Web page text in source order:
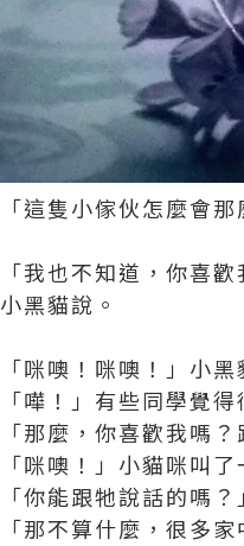
「這隻小傢伙怎麼會
「我也不知道，你喜
小黑貓說。
「咪噢！咪噢！」小
「嘩！」有些同學覺
「那麼，你喜歡我嗎
「咪噢！」小貓咪叫
「你能跟牠說話的嗎
「那不算什麼，很多